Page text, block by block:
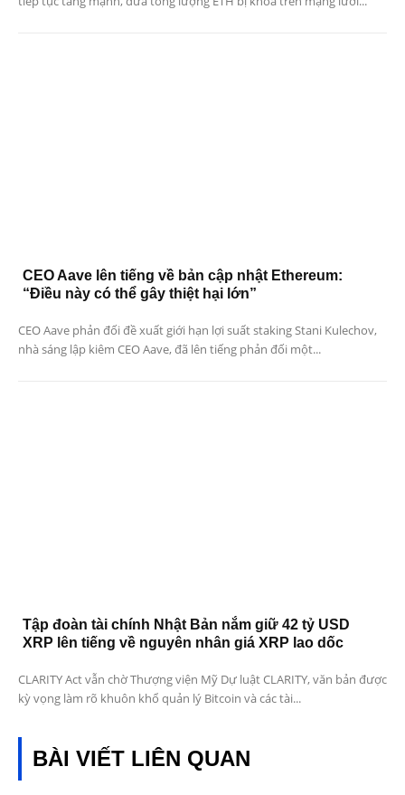
CEO Aave lên tiếng về bản cập nhật Ethereum:
“Điều này có thể gây thiệt hại lớn”
CEO Aave phản đối đề xuất giới hạn lợi suất staking Stani Kulechov,
nhà sáng lập kiêm CEO Aave, đã lên tiếng phản đối một...
Tập đoàn tài chính Nhật Bản nắm giữ 42 tỷ USD
XRP lên tiếng về nguyên nhân giá XRP lao dốc
CLARITY Act vẫn chờ Thượng viện Mỹ Dự luật CLARITY, văn bản được
kỳ vọng làm rõ khuôn khổ quản lý Bitcoin và các tài...
BÀI VIẾT LIÊN QUAN